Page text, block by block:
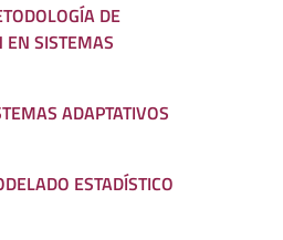
DE
EN SISTEMAS
ADAPTATIVOS
ESTADÍSTICO